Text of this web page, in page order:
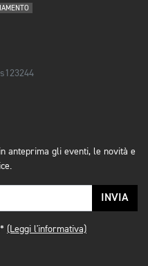
anteprima gli eventi, le novità e
INVIA
(Leggi l'informativa)